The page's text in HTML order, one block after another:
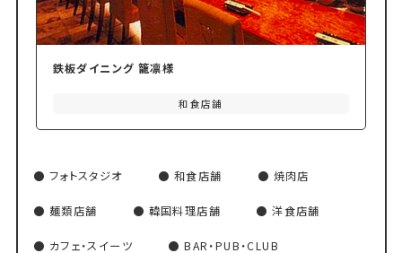
鉄板ダイニング 籠凛様
和食店舗
フォトスタジオ 和食店舗 焼肉店
麺類店舗 韓国料理店舗 洋食店舗
カフェ・スイーツ BAR・PUB・CLUB